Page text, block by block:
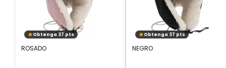
Obtenga 37 pts
ROSADO
Obtenga 37 pts
NEGRO